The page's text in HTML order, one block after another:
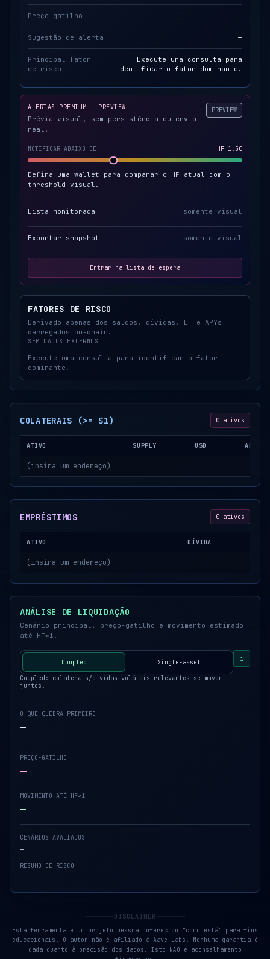
Preço-gatilho —
Sugestão de alerta —
Principal fator
de risco
Execute uma consulta para
identificar o fator dominante.
ALERTAS PREMIUM — PREVIEW
Prévia visual, sem persistência ou envio
real.
PREVIEW
NOTIFICAR ABAIXO DE HF 1.50
Defina uma wallet para comparar o HF atual com o
threshold visual.
Lista monitorada somente visual
Exportar snapshot somente visual
Entrar na lista de espera
FATORES DE RISCO
Derivado apenas dos saldos, dívidas, LT e APYs
carregados on-chain.
SEM DADOS EXTERNOS
Execute uma consulta para identificar o fator
dominante.
COLATERAIS (>= $1) 0 ativos
ATIVO SUPPLY USD APY
(insira um endereço)
EMPRÉSTIMOS 0 ativos
ATIVO DÍVIDA
(insira um endereço)
ANÁLISE DE LIQUIDAÇÃO
Cenário principal, preço-gatilho e movimento estimado
até HF≈1.
Coupled Single-asset i
Coupled: colaterais/dívidas voláteis relevantes se movem
juntos.
O QUE QUEBRA PRIMEIRO
—
PREÇO-GATILHO
—
MOVIMENTO ATÉ HF≈1
—
CENÁRIOS AVALIADOS
—
RESUMO DE RISCO
—
DISCLAIMER
Esta ferramenta é um projeto pessoal oferecido "como está" para fins
educacionais. O autor não é afiliado à Aave Labs. Nenhuma garantia é
dada quanto à precisão dos dados. Isto NÃO é aconselhamento